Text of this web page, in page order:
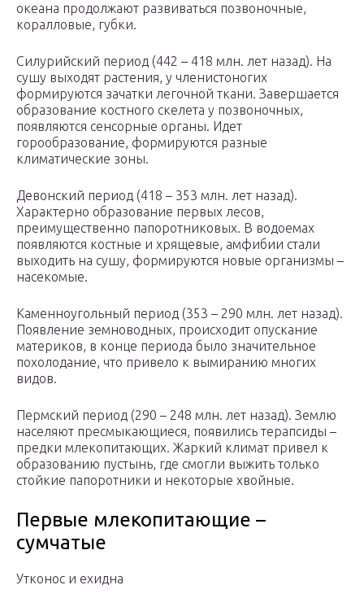
океана продолжают развиваться позвоночные,
коралловые, губки.
Силурийский период (442 – 418 млн. лет назад). На
сушу выходят растения, у членистоногих
формируются зачатки легочной ткани. Завершается
образование костного скелета у позвоночных,
появляются сенсорные органы. Идет
горообразование, формируются разные
климатические зоны.
Девонский период (418 – 353 млн. лет назад).
Характерно образование первых лесов,
преимущественно папоротниковых. В водоемах
появляются костные и хрящевые, амфибии стали
выходить на сушу, формируются новые организмы –
насекомые.
Каменноугольный период (353 – 290 млн. лет назад).
Появление земноводных, происходит опускание
материков, в конце периода было значительное
похолодание, что привело к вымиранию многих
видов.
Пермский период (290 – 248 млн. лет назад). Землю
населяют пресмыкающиеся, появились терапсиды –
предки млекопитающих. Жаркий климат привел к
образованию пустынь, где смогли выжить только
стойкие папоротники и некоторые хвойные.
Первые млекопитающие –
сумчатые
Утконос и ехидна